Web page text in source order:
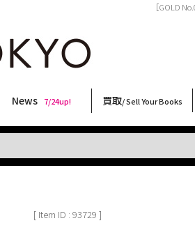
［GOLD
News 7/24up!
新着・おすすめ商品 9/7up!
フェア・イベント情報 7/24up!
お店からのお知らせ 6/1up!
買取/ Sell Your Books
買取ブログ
買取専用フォーム
古書 / 古本の買取
美術品の買取
出張買取について
宅配買取について
店頭買取について
よくある質問
[ Item ID : 93729 ]